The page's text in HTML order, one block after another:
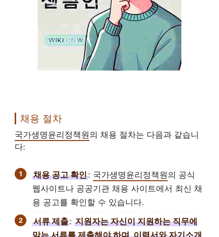
채용 절차
국가생명윤리정책원의 채용 절차는 다음과 같습니
다:
채용 공고 확인: 국가생명윤리정책원의 공식
웹사이트나 공공기관 채용 사이트에서 최신 채
용 공고를 확인할 수 있습니다.
서류 제출: 지원자는 자신이 지원하는 직무에